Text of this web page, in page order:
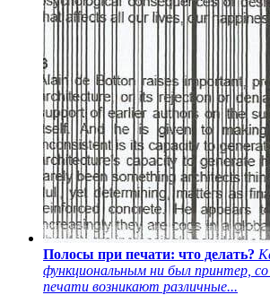
Полосы при печати: что делать?
функциональным ни был принтер,
печати возникают различные...